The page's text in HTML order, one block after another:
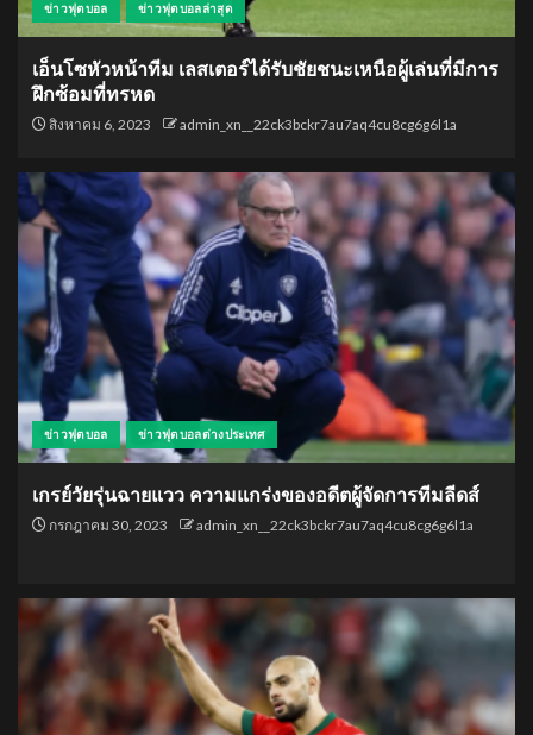
ข่าวฟุตบอล ข่าวฟุตบอลล่าสุด
เอ็นโซหัวหน้าทีม เลสเตอร์ได้รับชัยชนะเหนือผู้เล่นที่มีการ
ฝึกซ้อมที่ทรหด
สิงหาคม 6, 2023 admin_xn__22ck3bckr7au7aq4cu8cg6g6l1a
ข่าวฟุตบอล ข่าวฟุตบอลต่างประเทศ
เกรย์วัยรุ่นฉายแวว ความแกร่งของอดีตผู้จัดการทีมลีดส์
กรกฎาคม 30, 2023 admin_xn__22ck3bckr7au7aq4cu8cg6g6l1a